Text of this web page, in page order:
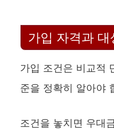
가입 자격과 대
가입 조건은 비교적
준을 정확히 알아야
조건을 놓치면 우대